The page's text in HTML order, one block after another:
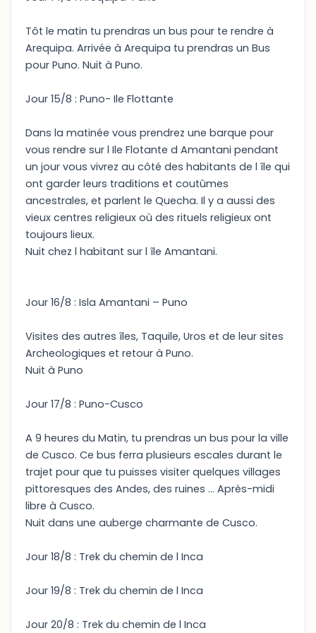
Tôt le matin tu prendras un bus pour te rendre à
Arequipa. Arrivée à Arequipa tu prendras un Bus
pour Puno. Nuit à Puno.
Jour 15/8 : Puno- Ile Flottante
Dans la matinée vous prendrez une barque pour
vous rendre sur l Ile Flotante d Amantani pendant
un jour vous vivrez au côté des habitants de l île qui
ont garder leurs traditions et coutûmes
ancestrales, et parlent le Quecha. Il y a aussi des
vieux centres religieux où des rituels religieux ont
toujours lieux.
Nuit chez l habitant sur l île Amantani.
Jour 16/8 : Isla Amantani – Puno
Visites des autres îles, Taquile, Uros et de leur sites
Archeologiques et retour à Puno.
Nuit à Puno
Jour 17/8 : Puno-Cusco
A 9 heures du Matin, tu prendras un bus pour la ville
de Cusco. Ce bus ferra plusieurs escales durant le
trajet pour que tu puisses visiter quelques villages
pittoresques des Andes, des ruines ... Après-midi
libre à Cusco.
Nuit dans une auberge charmante de Cusco.
Jour 18/8 : Trek du chemin de l Inca
Jour 19/8 : Trek du chemin de l Inca
Jour 20/8 : Trek du chemin de l Inca